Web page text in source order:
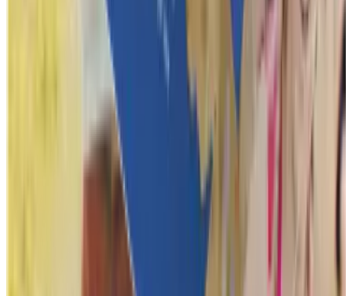
Reviews
Je hoeft ons heus niet te geloven, maar onze klanten heus wel